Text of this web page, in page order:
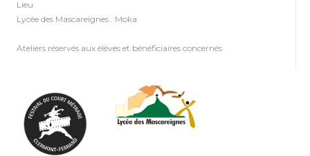
Lieu:
Lycée des Mascareignes . Moka
Ateliers réservés aux élèves et bénéficiaires concernés